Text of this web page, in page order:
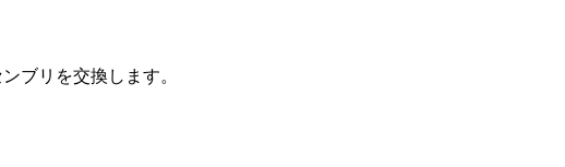
ブリを交換します。